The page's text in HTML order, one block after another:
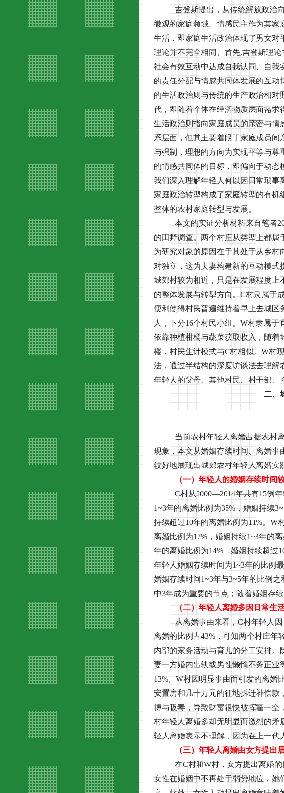
吉登斯提出，从传统解放政治
微观的家庭领域。情感民主作为其家
生活，即家庭生活政治体现了男女对
理论并不完全相同。首先,吉登斯理论
社会有效互动中达成自我认同、自我
的责任分配与情感共同体发展的互
的生活政治则与传统的生产政治相对
代，即随着个体在经济物质层面需求
生活政治则指向家庭成员的亲密与情
系层面，但其主要着眼于家庭成员间
与强制，理想的方向为实现平等与尊
的情感共同体的目标，即偏向于动态
我们深入理解年轻人何以因日常琐事
家庭政治转型构成了家庭转型的有机
整体的农村家庭转型与发展。
本文的实证分析材料来自笔者
的田野调查。两个村庄从类型上都属
为研究对象的原因在于其处于从乡村
对独立，这为夫妻构建新的互动模
城郊村较为相近，只是在发展程度上
的整体发展与转型方向。C村隶属于
便利使得村民普遍维持着早上去城区
人，下分16个村民小组。W村隶属于
依靠种植柑橘与蔬菜获取收入，随着
楼，村民生计模式与C村相似。W村
法，通过半结构的深度访谈法去理解
年轻人的父母、其他村民、村干部、
二、
当前农村年轻人离婚占据农村
现象，本文从婚姻存续时间、离婚事
较好地展现出城郊农村年轻人离婚实
（一）年轻人的婚姻存续时间
C村从2000—2014年共有15例年
1~3年的离婚比例为35%，婚姻持续
持续超过10年的离婚比例为11%。 W
离婚比例为17%，婚姻持续1~3年的
年的离婚比例为14%，婚姻持续超过
年轻人婚姻存续时间为1~3年的比例
婚姻存续时间1~3年与3~5年的比例之
中3年成为重要的节点；随着婚姻存续
（二）年轻人离婚多因日常生
从离婚事由来看，C村年轻人
离婚的比例占43% ，可知两个村庄年
内部的家务活动与育儿的分工安排。
妻一方婚内出轨或男性懒惰不务正业
13%。W村因明显事由而引发的离婚
安置房和几十万元的征地拆迁补偿款
博与吸毒，导致财富很快被挥霍一空
村年轻人离婚多却无明显而激烈的矛
轻人离婚表示不理解，因为在上一代
（三）年轻人离婚由女方提出
在C村和W村，女方提出离婚
女性在婚姻中不再处于弱势地位，她